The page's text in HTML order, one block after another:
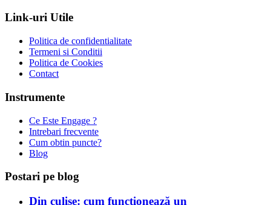
Link-uri Utile
Politica de confidentialitate
Termeni si Conditii
Politica de Cookies
Contact
Instrumente
Ce Este Engage ?
Intrebari frecvente
Cum obtin puncte?
Blog
Postari pe blog
Din culise: cum funcționează un